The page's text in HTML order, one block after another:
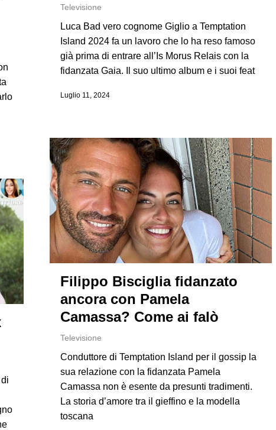
Televisione
Luca Bad vero cognome Giglio a Temptation
Island 2024 fa un lavoro che lo ha reso famoso
già prima di entrare all’Is Morus Relais con la
fidanzata Gaia. Il suo ultimo album e i suoi feat
Luglio 11, 2024
Filippo Bisciglia fidanzato
ancora con Pamela
Camassa? Come ai falò
Televisione
Conduttore di Temptation Island per il gossip la
sua relazione con la fidanzata Pamela
Camassa non è esente da presunti tradimenti.
La storia d’amore tra il gieffino e la modella
toscana